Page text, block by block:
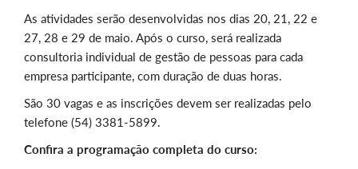
As atividades serão desenvolvidas nos dias 20, 21, 22 e
27, 28 e 29 de maio. Após o curso, será realizada
consultoria individual de gestão de pessoas para cada
empresa participante, com duração de duas horas.
São 30 vagas e as inscrições devem ser realizadas pelo
telefone (54) 3381-5899.
Confira a programação completa do curso: